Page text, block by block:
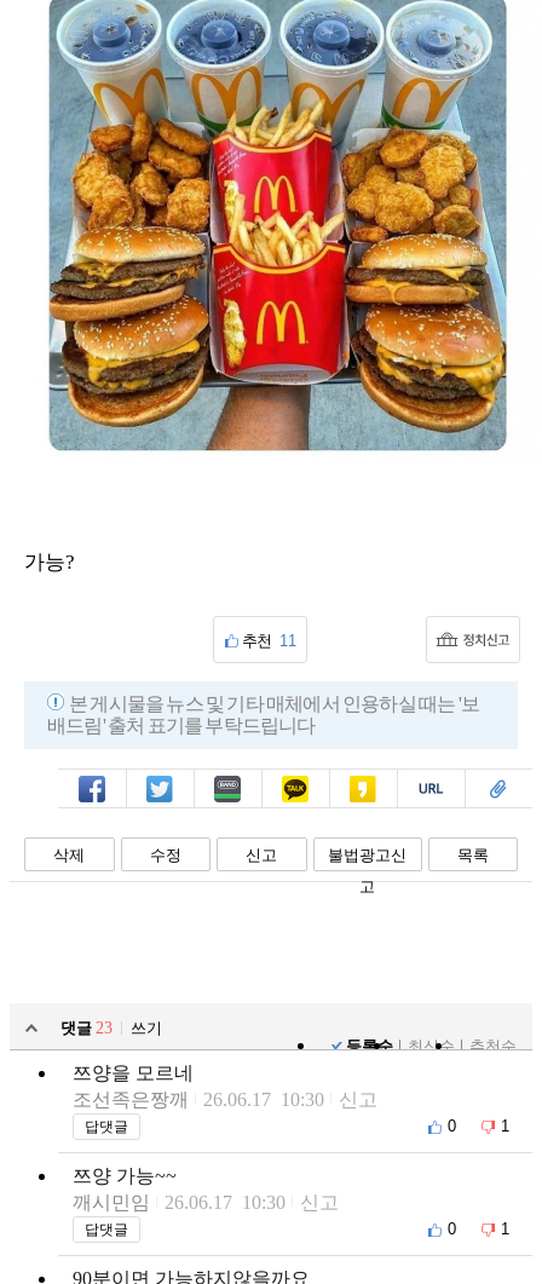
가능?
추천 11
본 게시물을 뉴스 및 기타 매체에서 인용하실 때는 '보
배드림' 출처 표기를 부탁드립니다
페북 트윗 밴드 카톡 카스 복사 스크랩
삭제 수정 신고
불법광고신
고
목록
댓글 23
쓰기
등록순
최신순 추천순
쯔양을 모르네
조선족은짱깨
26.06.17 10:30 신고
답댓글 0 1
쯔양 가능~~
깨시민임
26.06.17 10:30 신고
답댓글 0 1
90분이면 가능하지않을까요